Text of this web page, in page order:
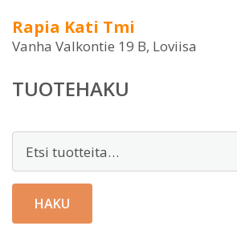
Rapia Kati Tmi
Vanha Valkontie 19 B, Loviisa
TUOTEHAKU
HAKU